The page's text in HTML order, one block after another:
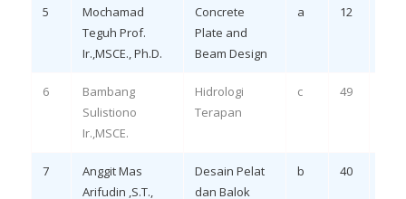
5
Mochamad
Teguh Prof.
Ir.,MSCE., Ph.D.
Concrete
Plate and
Beam Design
a 12
6
Bambang
Sulistiono
Ir.,MSCE.
Hidrologi
Terapan
c 49
7
Anggit Mas
Arifudin ,S.T.,
Desain Pelat
dan Balok
b 40